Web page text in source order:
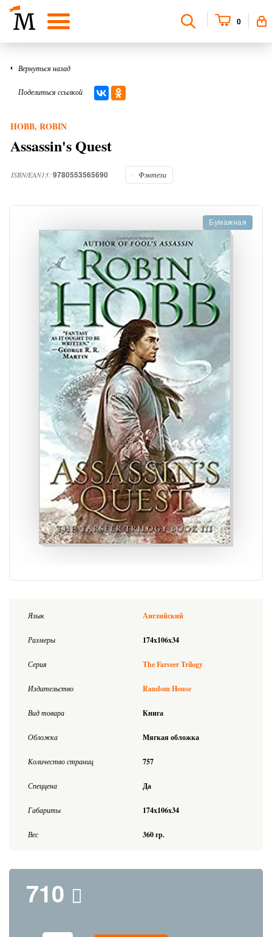
0
Вернуться назад
Поделиться ссылкой
HOBB, ROBIN
Assassin's Quest
ISBN/EAN13: 9780553565690 Фэнтези
Бумажная
Язык Английский
Размеры 174x106x34
Серия The Farseer Trilogy
Издательство Random House
Вид товара Книга
Обложка Мягкая обложка
Количество страниц 757
Спеццена Да
Габариты 174x106x34
Вес 360 гр.
710